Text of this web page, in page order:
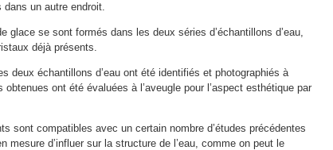
dans un autre endroit.
glace se sont formés dans les deux séries d’échantillons d’eau,
déjà présents.
deux échantillons d’eau ont été identifiés et photographiés à
obtenues ont été évaluées à l’aveugle pour l’aspect esthétique par
sont compatibles avec un certain nombre d’études précédentes
mesure d’influer sur la structure de l’eau, comme on peut le